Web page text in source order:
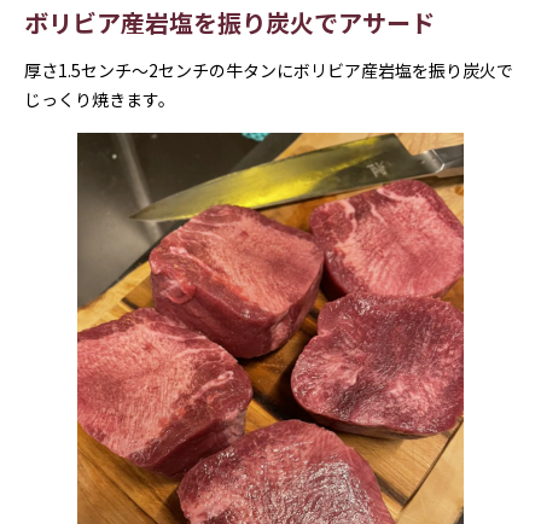
ボリビア産岩塩を振り炭火でアサード
厚さ1.5センチ〜2センチの牛タンにボリビア産岩塩を振り炭火で
じっくり焼きます。